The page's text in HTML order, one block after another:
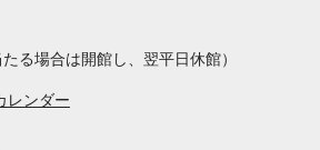
る場合は開館し、翌平日休館）
レンダー